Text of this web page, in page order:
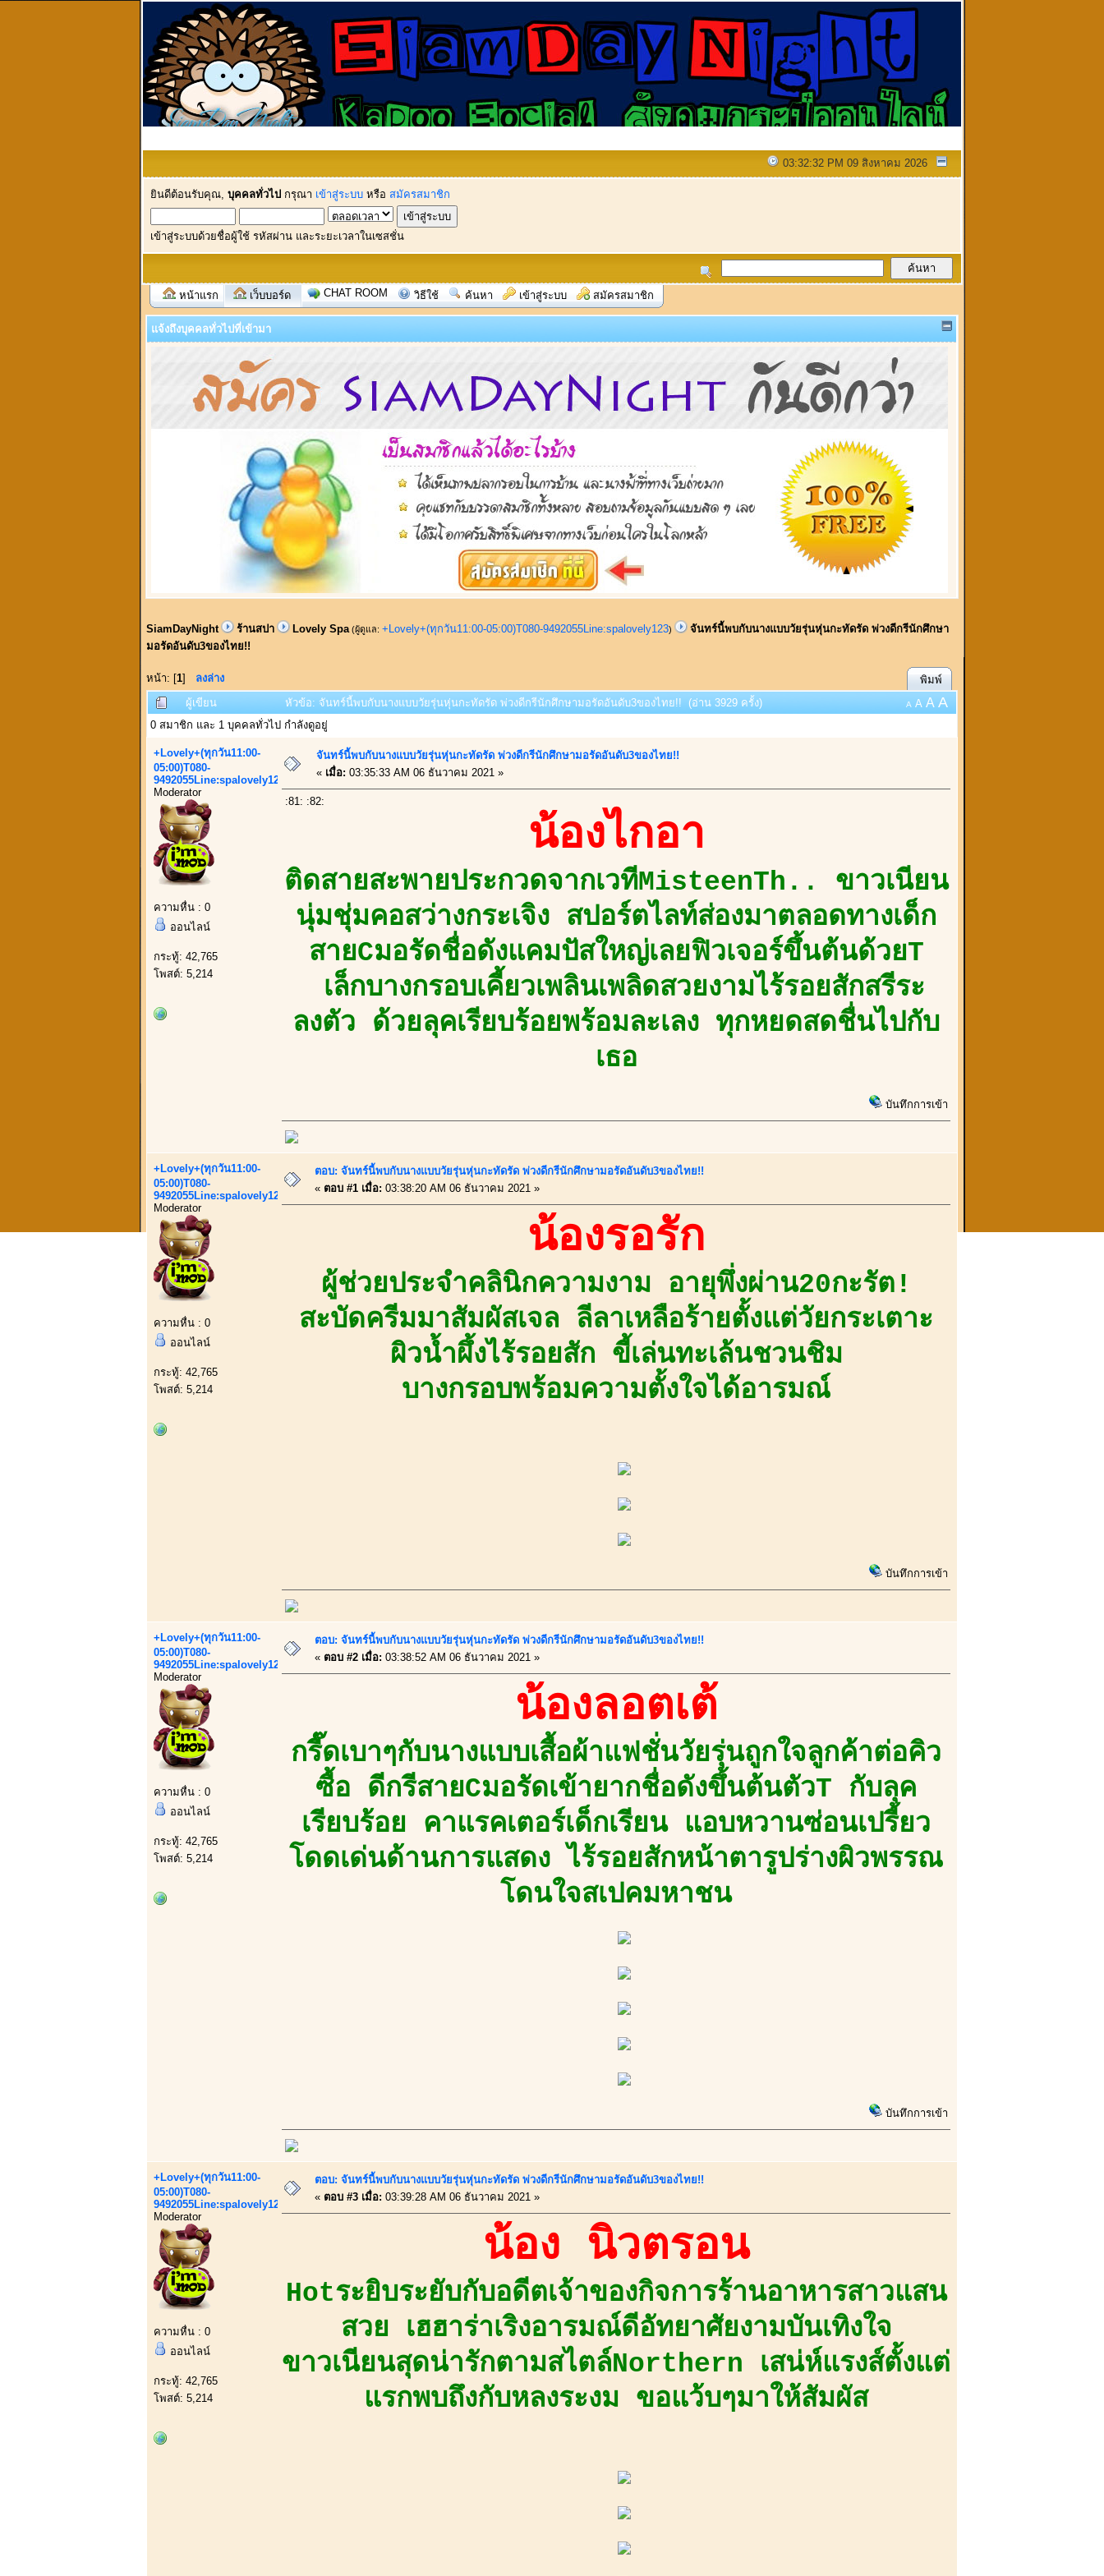
03:32:32 PM 09 สิงหาคม 2026
ยินดีต้อนรับคุณ, บุคคลทั่วไป กรุณา เข้าสู่ระบบ หรือ สมัครสมาชิก
เข้าสู่ระบบด้วยชื่อผู้ใช้ รหัสผ่าน และระยะเวลาในเซสชั่น
หน้าแรก เว็บบอร์ด CHAT ROOM วิธีใช้ ค้นหา เข้าสู่ระบบ สมัครสมาชิก
แจ้งถึงบุคคลทั่วไปที่เข้ามา
SiamDayNight ร้านสปา Lovely Spa (ผู้ดูแล: +Lovely+(ทุกวัน11:00-05:00)T080-9492055Line:spalovely123)
จันทร์นี้พบกับนางแบบวัยรุ่นหุ่นกะทัดรัด พ่วงดีกรีนักศึกษา
มอรัดอันดับ3ของไทย!!
หน้า: [1] ลงล่าง
พิมพ์
ผู้เขียน
หัวข้อ: จันทร์นี้พบกับนางแบบวัยรุ่นหุ่นกะทัดรัด พ่วงดีกรีนักศึกษามอรัดอันดับ3ของไทย!! (อ่าน 3929 ครั้ง) A A A A
0 สมาชิก และ 1 บุคคลทั่วไป กำลังดูอยู่
+Lovely+(ทุกวัน11:00-
05:00)T080-
9492055Line:spalovely123
Moderator
ความหื่น : 0
ออนไลน์
กระทู้: 42,765
โพสต์: 5,214
จันทร์นี้พบกับนางแบบวัยรุ่นหุ่นกะทัดรัด พ่วงดีกรีนักศึกษามอรัดอันดับ3ของไทย!!
« เมื่อ: 03:35:33 AM 06 ธันวาคม 2021 »
:81: :82:
น้องไกอา
ติดสายสะพายประกวดจากเวทีMisteenTh.. ขาวเนียน
นุ่มชุ่มคอสว่างกระเจิง สปอร์ตไลท์ส่องมาตลอดทางเด็ก
สายCมอรัดชื่อดังแคมปัสใหญ่เลยฟิวเจอร์ขึ้นต้นด้วยT
เล็กบางกรอบเคี้ยวเพลินเพลิดสวยงามไร้รอยสักสรีระ
ลงตัว ด้วยลุคเรียบร้อยพร้อมละเลง ทุกหยดสดชื่นไปกับ
เธอ
บันทึกการเข้า
+Lovely+(ทุกวัน11:00-
05:00)T080-
9492055Line:spalovely123
Moderator
ความหื่น : 0
ออนไลน์
กระทู้: 42,765
โพสต์: 5,214
ตอบ: จันทร์นี้พบกับนางแบบวัยรุ่นหุ่นกะทัดรัด พ่วงดีกรีนักศึกษามอรัดอันดับ3ของไทย!!
« ตอบ #1 เมื่อ: 03:38:20 AM 06 ธันวาคม 2021 »
น้องรอรัก
ผู้ช่วยประจำคลินิกความงาม อายุพึ่งผ่าน20กะรัต!
สะบัดครีมมาสัมผัสเจล ลีลาเหลือร้ายตั้งแต่วัยกระเตาะ
ผิวน้ำผึ้งไร้รอยสัก ขี้เล่นทะเล้นชวนชิม
บางกรอบพร้อมความตั้งใจได้อารมณ์
บันทึกการเข้า
+Lovely+(ทุกวัน11:00-
05:00)T080-
9492055Line:spalovely123
Moderator
ความหื่น : 0
ออนไลน์
กระทู้: 42,765
โพสต์: 5,214
ตอบ: จันทร์นี้พบกับนางแบบวัยรุ่นหุ่นกะทัดรัด พ่วงดีกรีนักศึกษามอรัดอันดับ3ของไทย!!
« ตอบ #2 เมื่อ: 03:38:52 AM 06 ธันวาคม 2021 »
น้องลอตเต้
กรี๊ดเบาๆกับนางแบบเสื้อผ้าแฟชั่นวัยรุ่นถูกใจลูกค้าต่อคิว
ซื้อ ดีกรีสายCมอรัดเข้ายากชื่อดังขึ้นต้นตัวT กับลุค
เรียบร้อย คาแรคเตอร์เด็กเรียน แอบหวานซ่อนเปรี้ยว
โดดเด่นด้านการแสดง ไร้รอยสักหน้าตารูปร่างผิวพรรณ
โดนใจสเปคมหาชน
บันทึกการเข้า
+Lovely+(ทุกวัน11:00-
05:00)T080-
9492055Line:spalovely123
Moderator
ความหื่น : 0
ออนไลน์
กระทู้: 42,765
โพสต์: 5,214
ตอบ: จันทร์นี้พบกับนางแบบวัยรุ่นหุ่นกะทัดรัด พ่วงดีกรีนักศึกษามอรัดอันดับ3ของไทย!!
« ตอบ #3 เมื่อ: 03:39:28 AM 06 ธันวาคม 2021 »
น้อง นิวตรอน
Hotระยิบระยับกับอดีตเจ้าของกิจการร้านอาหารสาวแสน
สวย เฮฮาร่าเริงอารมณ์ดีอัทยาศัยงามบันเทิงใจ
ขาวเนียนสุดน่ารักตามสไตล์Northern เสน่ห์แรงส์ตั้งแต่
แรกพบถึงกับหลงระงม ขอแว้บๆมาให้สัมผัส